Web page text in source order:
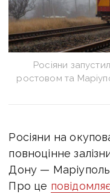
Росіяни
ростовом та
Росіяни на
повноцінне
Дону —
Про це